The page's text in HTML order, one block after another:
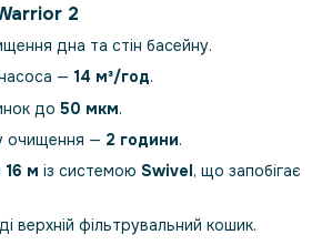
2
дна та стін басейну.
— 14 м³/год.
до 50 мкм.
очищення — 2 години.
16 м із системою Swivel , що запобігає
верхній фільтрувальний кошик.